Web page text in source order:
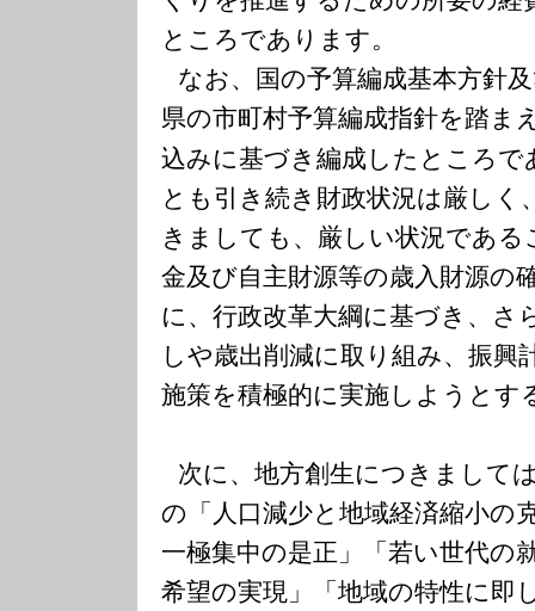
ところであります。
なお、国の予算編成基本方針
県の市町村予算編成指針を踏ま
込みに基づき編成したところで
とも引き続き財政状況は厳しく
きましても、厳しい状況であ
金及び自主財源等の歳入財源の
に、行政改革大綱に基づき、さ
しや歳出削減に取り組み、振興
施策を積極的に実施しようとす
次に、地方創生につきまして
の「人口減少と地域経済縮小の
一極集中の是正」「若い世代の
希望の実現」「地域の特性に即